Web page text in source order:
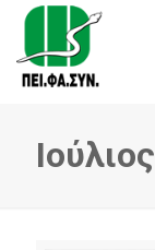
Ιούλιος